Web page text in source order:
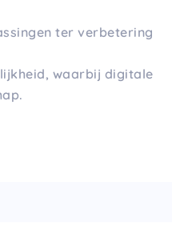
ter verbetering
waarbij digitale